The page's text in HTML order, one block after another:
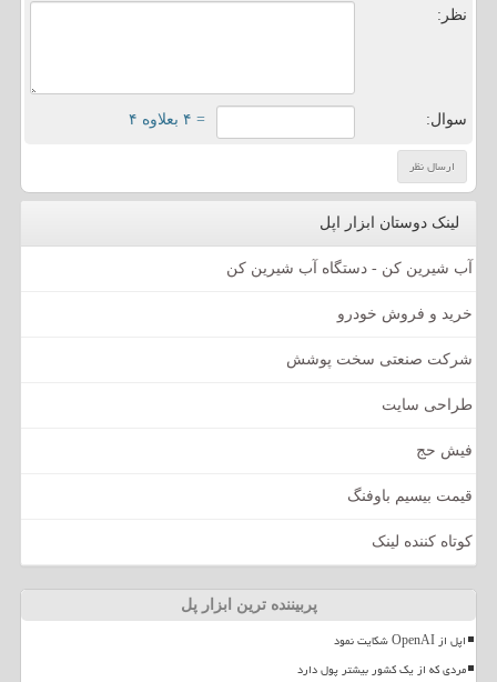
نظر:
سوال: = ۴ بعلاوه ۴
لینک دوستان ابزار اپل
آب شیرین کن - دستگاه آب شیرین کن
خرید و فروش خودرو
شرکت صنعتی سخت پوشش
طراحی سایت
فیش حج
قیمت بیسیم باوفنگ
کوتاه کننده لینک
پربیننده ترین ابزار پل
اپل از OpenAI شکایت نمود
مردی که از یک کشور بیشتر پول دارد